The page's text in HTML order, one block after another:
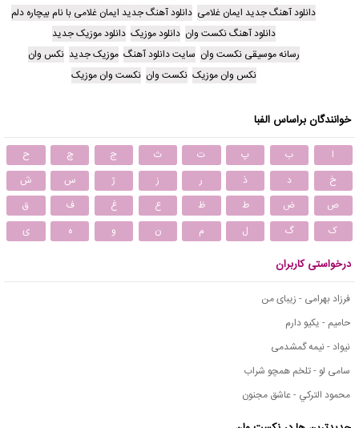
دانلود آهنگ جدید ایمان غلامی دانلود آهنگ جدید ایمان غلامی با نام بیچاره دلم
دانلود آهنگ نکست وان دانلود موزیک دانلود موزیک جدید
رسانه موسیقی نکست وان سایت دانلود آهنگ موزیک جدید نکس وان
نکس وان موزیک نکست وان نکست وان موزیک
خوانندگان براساس الفبا
ا ب پ ت ث ج چ
ح
خ
د ذ ر ز ژ س
ش
ص
ض ط ظ ع غ ف
ق
ک
گ ل م ن و ه ی
درخواستی کاربران
فرزاد بهرامی - زیبای من
حامیم - یکیو دارم
نیواد - نیمه گمشدمی
سامی لو - تلخم همچو شراب
محمود التركي - عاشق مجنون